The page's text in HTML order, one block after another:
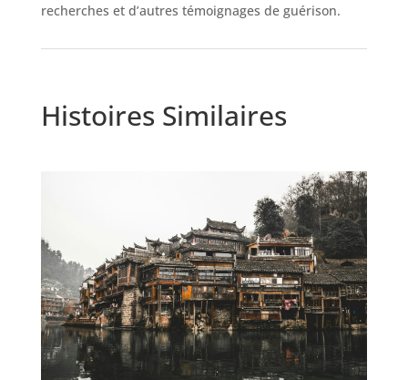
recherches et d’autres témoignages de guérison.
Histoires Similaires